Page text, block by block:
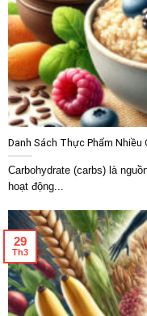
Danh Sách Thực Phẩm
Carbohydrate (carbs) là
hoạt động...
29
Th3